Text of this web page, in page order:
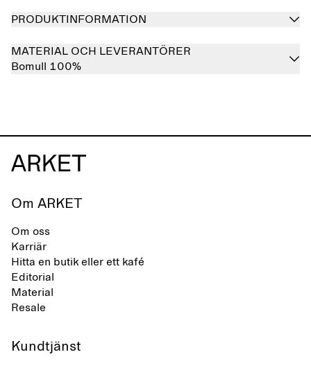
PRODUKTINFORMATION
MATERIAL OCH LEVERANTÖRER
Bomull 100%
Om ARKET
Om oss
Karriär
Hitta en butik eller ett kafé
Editorial
Material
Resale
Kundtjänst